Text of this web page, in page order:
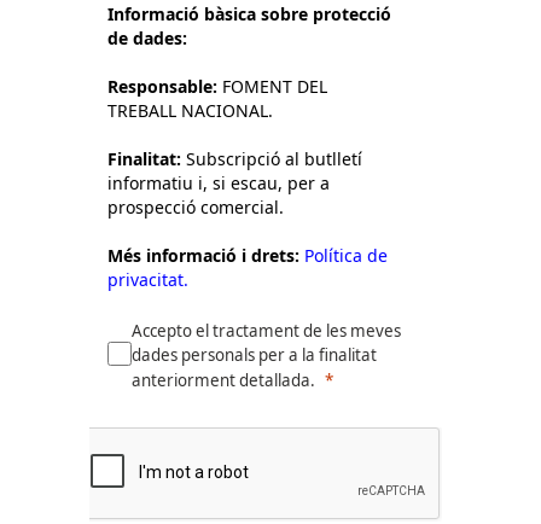
Informació bàsica sobre protecció
de dades:
Responsable: FOMENT DEL
TREBALL NACIONAL.
Finalitat: Subscripció al butlletí
informatiu i, si escau, per a
prospecció comercial.
Més informació i drets: Política de
privacitat.
Accepto el tractament de les meves
dades personals per a la finalitat
anteriorment detallada.